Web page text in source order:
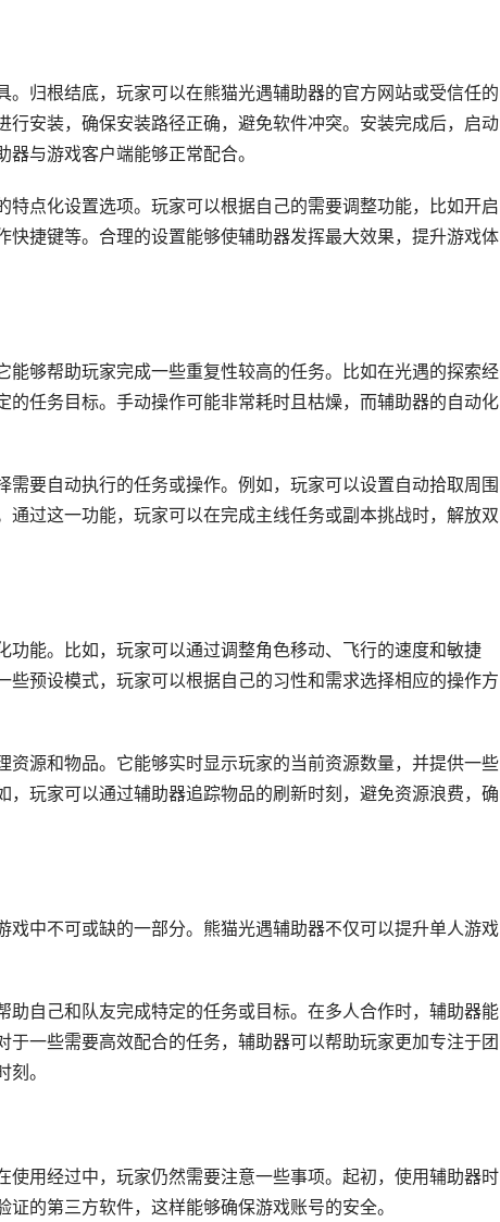
归根结底，玩家可以在熊猫光遇辅助器的官方网站或受信任的
安装，确保安装路径正确，避免软件冲突。安装完成后，启动
与游戏客户端能够正常配合。
点化设置选项。玩家可以根据自己的需要调整功能，比如开启
快捷键等。合理的设置能够使辅助器发挥最大效果，提升游戏体
够帮助玩家完成一些重复性较高的任务。比如在光遇的探索经
任务目标。手动操作可能非常耗时且枯燥，而辅助器的自动化
要自动执行的任务或操作。例如，玩家可以设置自动拾取周围
过这一功能，玩家可以在完成主线任务或副本挑战时，解放双
能。比如，玩家可以通过调整角色移动、飞行的速度和敏捷
预设模式，玩家可以根据自己的习性和需求选择相应的操作方
资源和物品。它能够实时显示玩家的当前资源数量，并提供一些
玩家可以通过辅助器追踪物品的刷新时刻，避免资源浪费，确
中不可或缺的一部分。熊猫光遇辅助器不仅可以提升单人游戏
自己和队友完成特定的任务或目标。在多人合作时，辅助器能
一些需要高效配合的任务，辅助器可以帮助玩家更加专注于团
。
使用经过中，玩家仍然需要注意一些事项。起初，使用辅助器时
的第三方软件，这样能够确保游戏账号的安全。